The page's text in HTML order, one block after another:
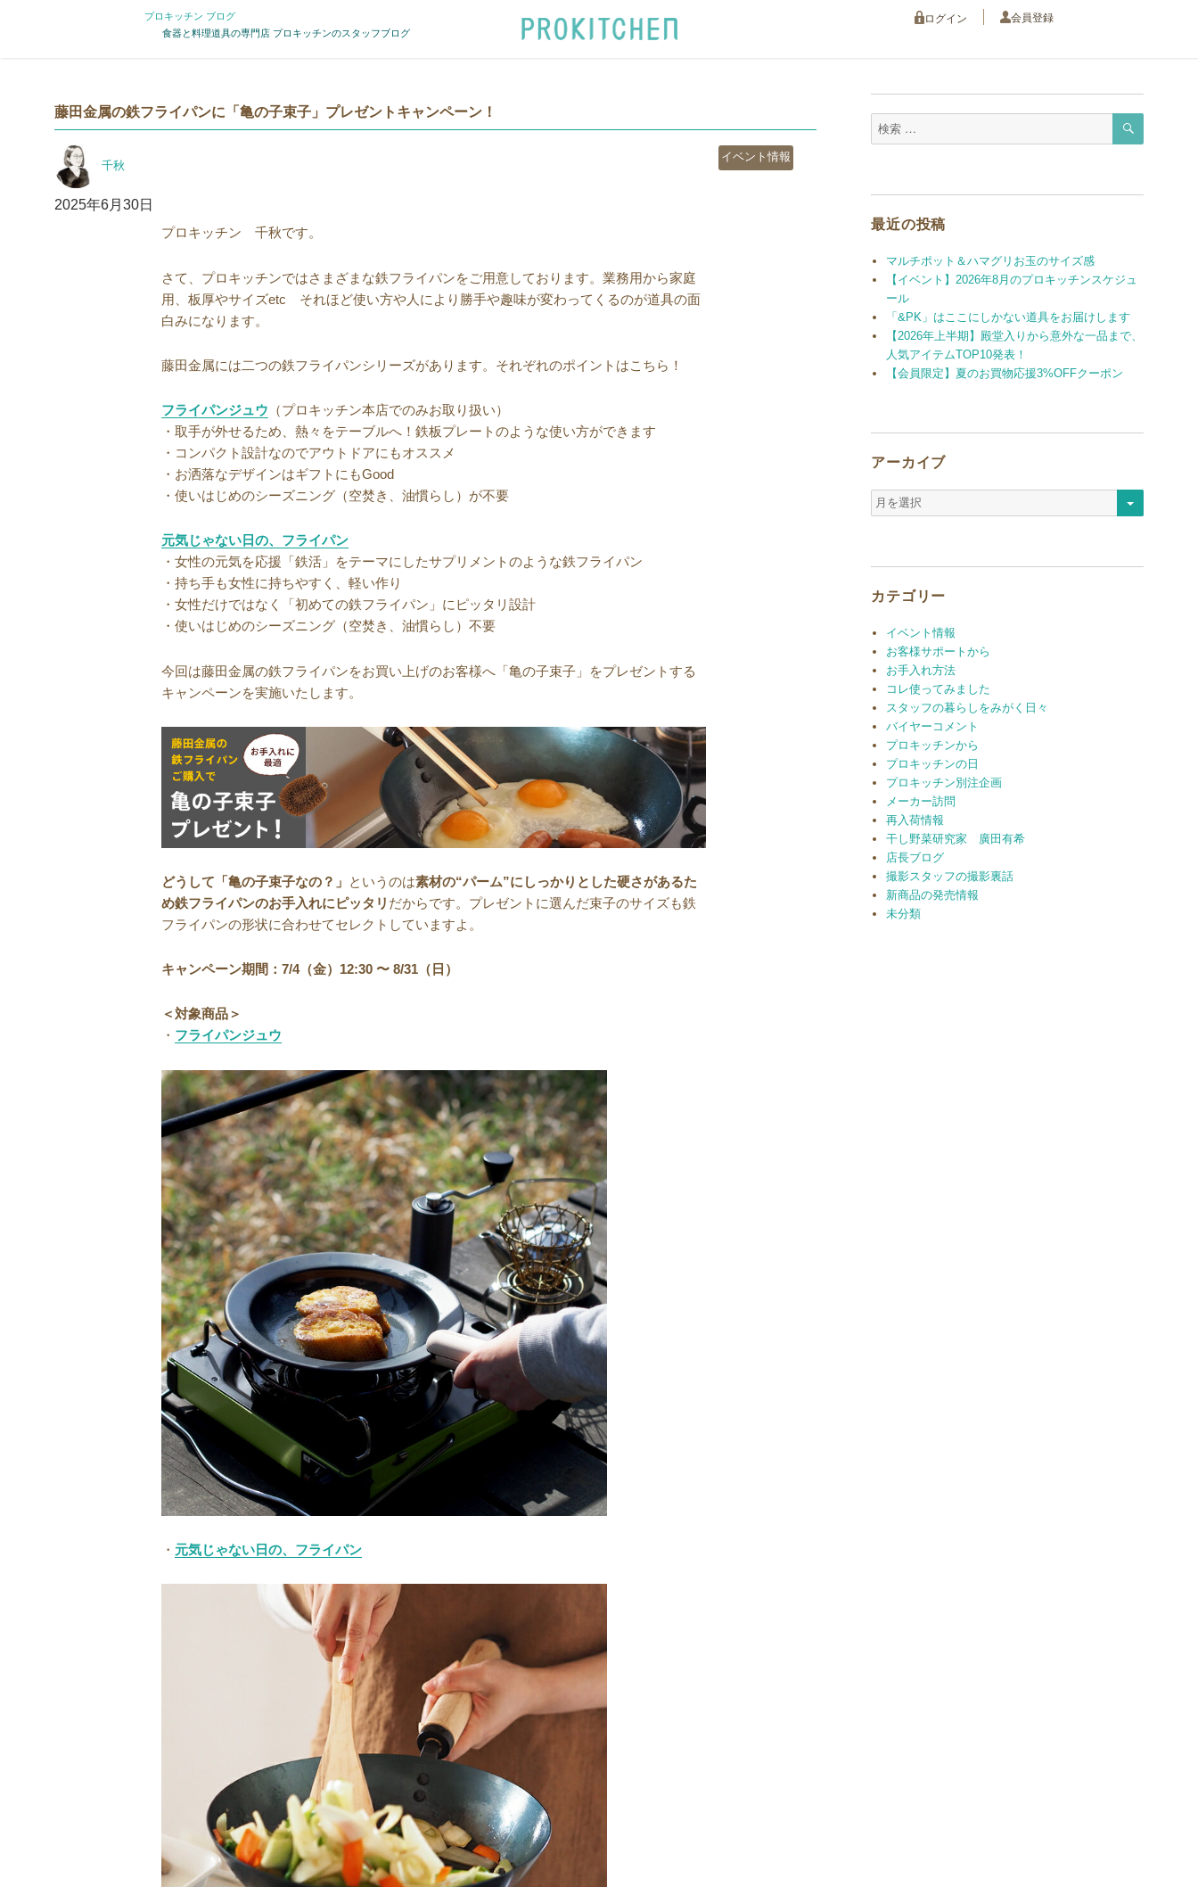
プロキッチン ブログ
食器と料理道具の専門店 プロキッチンのスタッフブログ
ログイン 会員登録
藤田金属の鉄フライパンに「亀の子束子」プレゼントキャンペーン！
稿
千秋
投
2025年6月30日
カ
テ
イベント情報
プロキッチン 千秋です。
さて、プロキッチンではさまざまな鉄フライパンをご用意しております。業務用から家庭
用、板厚やサイズetc それほど使い方や人により勝手や趣味が変わってくるのが道具の面
白みになります。
藤田金属には二つの鉄フライパンシリーズがあります。それぞれのポイントはこちら！
フライパンジュウ （プロキッチン本店でのみお取り扱い）
・取手が外せるため、熱々をテーブルへ！鉄板プレートのような使い方ができます
・コンパクト設計なのでアウトドアにもオススメ
・お洒落なデザインはギフトにもGood
・使いはじめのシーズニング（空焚き、油慣らし）が不要
元気じゃない日の、フライパン
・女性の元気を応援「鉄活」をテーマにしたサプリメントのような鉄フライパン
・持ち手も女性に持ちやすく、軽い作り
・女性だけではなく「初めての鉄フライパン」にピッタリ設計
・使いはじめのシーズニング（空焚き、油慣らし）不要
今回は藤田金属の鉄フライパンをお買い上げのお客様へ「亀の子束子」をプレゼントする
キャンペーンを実施いたします。
どうして「亀の子束子なの？」 というのは素材の“パーム”にしっかりとした硬さがあるた
め鉄フライパンのお手入れにピッタリ だからです。プレゼントに選んだ束子のサイズも鉄
フライパンの形状に合わせてセレクトしていますよ。
キャンペーン期間：7/4（金）12:30 〜 8/31（日）
＜対象商品＞
・ フライパンジュウ
・ 元気じゃない日の、フライパン
検
検
最近の投稿
マルチポット＆ハマグリお玉のサイズ感
【イベント】2026年8月のプロキッチンスケジュ
ール
「&PK」はここにしかない道具をお届けします
【2026年上半期】殿堂入りから意外な一品まで、
人気アイテムTOP10発表！
【会員限定】夏のお買物応援3%OFFクーポン
アーカイブ
ア
ー
カテゴリー
イベント情報
お客様サポートから
お手入れ方法
コレ使ってみました
スタッフの暮らしをみがく日々
バイヤーコメント
プロキッチンから
プロキッチンの日
プロキッチン別注企画
メーカー訪問
再入荷情報
干し野菜研究家 廣田有希
店長ブログ
撮影スタッフの撮影裏話
新商品の発売情報
未分類